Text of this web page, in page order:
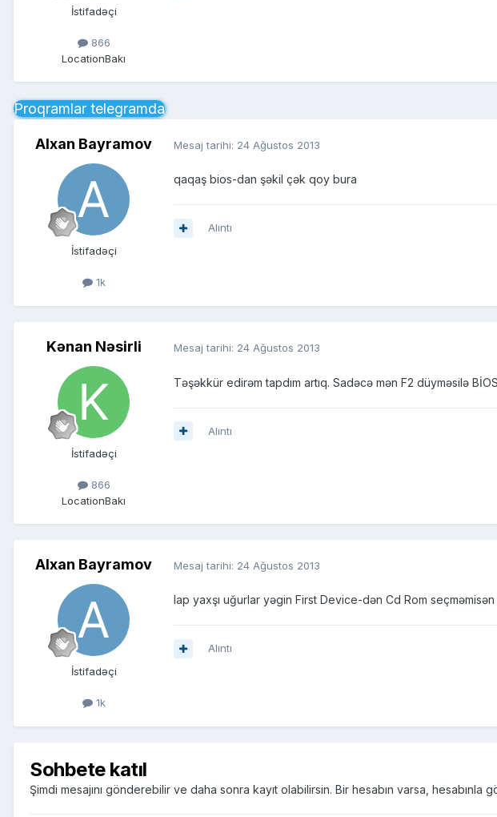
İstifadəçi
866
LocationBakı
Proqramlar telegramda
Alxan Bayramov
İstifadəçi
1k
Mesaj tarihi: 24 Ağustos 2013
qaqaş bios-dan şəkil çək qoy bura
Alıntı
Kənan Nəsirli
İstifadəçi
866
LocationBakı
Mesaj tarihi: 24 Ağustos 2013
Təşəkkür edirəm tapdım artıq. Sadəcə mən F2 düyməsilə
Alıntı
Alxan Bayramov
İstifadəçi
1k
Mesaj tarihi: 24 Ağustos 2013
lap yaxşı uğurlar yəgin First Device-dən Cd Rom seçməmisən
Alıntı
Sohbete katıl
Şimdi mesajını gönderebilir ve daha sonra kayıt olabilirsin. Bir hesabın varsa, hesabınla